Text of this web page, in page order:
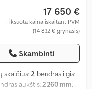
17 650 €
Fiksuota kaina įskaitant PVM
(14 832 € grynasis)
Skambinti
skaičius:2, bendras ilgis:
aukštis:2 260 mm,